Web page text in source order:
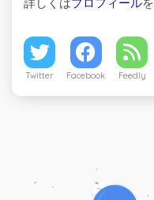
Twitter Facebook Feedly